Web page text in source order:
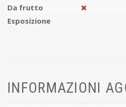
Da frutto
Esposizione
INFORMAZIONI